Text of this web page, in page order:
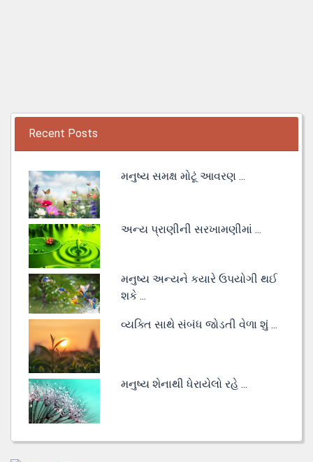
Recent Posts
મનુષ્ય સમક્ષ મોટૂં આવરણ ...
અન્ય પ્રાણીની સરખામણીમાં ...
મનુષ્ય અન્યને કયારે ઉપયોગી થઈ
શકે ...
વ્યક્તિ સાથે સંબંધ જોડતી વેળા શું ...
મનુષ્ય શેનાથી ધેરાયેલો રહે ...